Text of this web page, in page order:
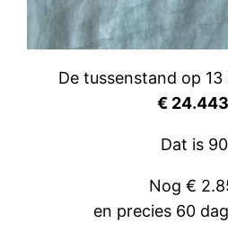
De tussenstand op
€
Dat is
Nog €
en precies 60